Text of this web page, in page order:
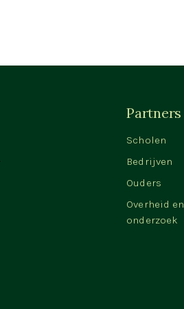
Partners
Scholen
Bedrijven
Ouders
Overheid en
onderzoek